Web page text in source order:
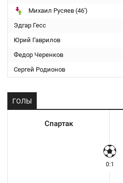
Михаил Русяев (46')
Эдгар Гесс
Юрий Гаврилов
Федор Черенков
Сергей Родионов
ГОЛЫ
Спартак
0:1